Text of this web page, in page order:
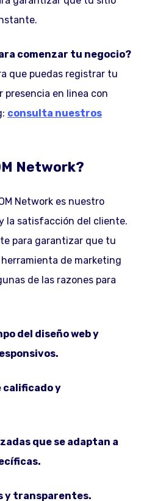
comenzar tu negocio?
que puedas registrar tu
presencia en linea con
consulta nuestros
Network?
Network es nuestro
la satisfacción del cliente.
para garantizar que tu
de marketing
de las razones para
del diseño web y
calificado y
que se adaptan a
y transparentes.